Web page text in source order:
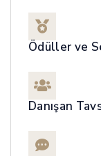
Ödüller ve
Danışan